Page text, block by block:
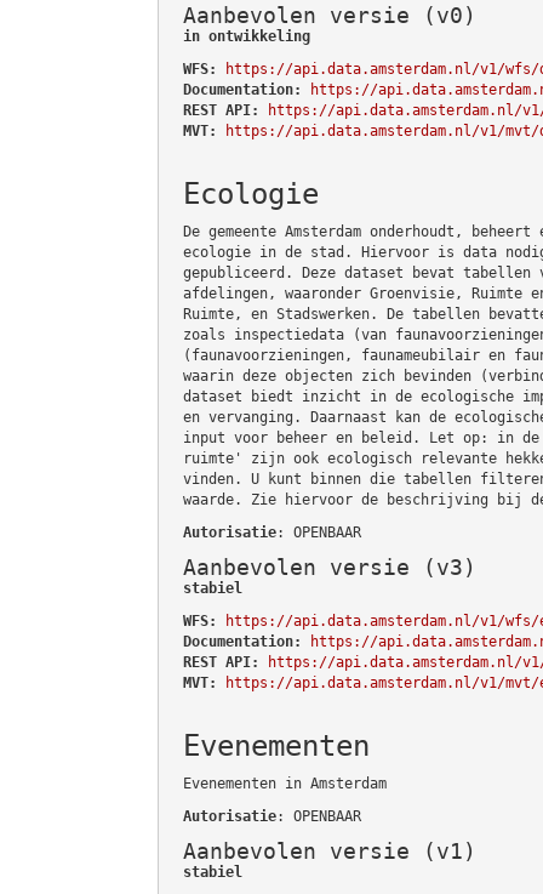
Aanbevolen versie (v0)
in ontwikkeling
WFS:
https://api.data.amsterdam.nl/v1/wfs/
Documentation:
https://
REST API:
https://api.data.amsterdam.nl/
MVT:
https://api.data.amsterdam.nl/v1/mvt/
Ecologie
De gemeente Amsterdam onderhoudt,
ecologie in de stad. Hiervoor is data
gepubliceerd. Deze dataset bevat tabellen
afdelingen, waaronder Groenvisie, Ruimte
Ruimte, en Stadswerken. De tabellen
zoals inspectiedata (van
(faunavoorzieningen, faunameubilair en
waarin deze objecten zich bevinden
dataset biedt inzicht in de ecologische
en vervanging. Daarnaast kan de
input voor beheer en beleid. Let op: in de
ruimte' zijn ook ecologisch relevante
vinden. U kunt binnen die tabellen
waarde. Zie hiervoor de beschrijving bij
Autorisatie: OPENBAAR
Aanbevolen versie (v3)
stabiel
WFS:
https://api.data.amsterdam.nl/v1/wfs/
Documentation:
https://
REST API:
https://api.data.amsterdam.nl/
MVT:
https://api.data.amsterdam.nl/v1/mvt/
Evenementen
Evenementen in Amsterdam
Autorisatie: OPENBAAR
Aanbevolen versie (v1)
stabiel